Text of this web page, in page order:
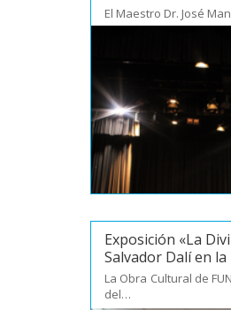
El Maestro Dr. José
Exposición «La
Salvador Dalí en
La Obra Cultural de
del…